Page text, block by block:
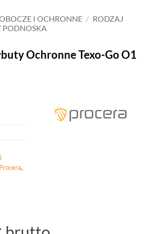
I OCHRONNE / RODZAJ
PODNOSKA
Ochronne Texo-Go O1
,